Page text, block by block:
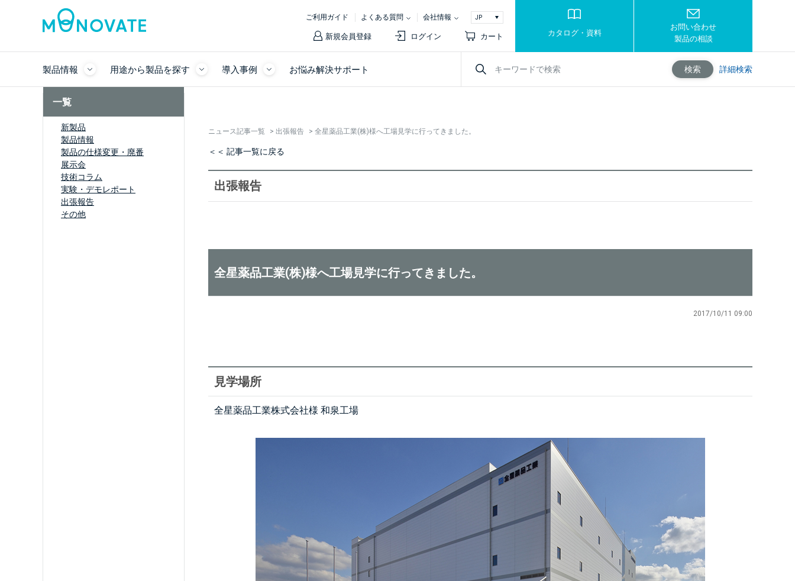
ご利用ガイド よくある質問 会社情報
新規会員登録 ログイン カート カタログ・資料
お問い合わせ
製品の相談
製品情報 用途から製品を探す 導入事例 お悩み解決サポート 検索 詳細検索
一覧
新製品
製品情報
製品の仕様変更・廃番
展示会
技術コラム
実験・デモレポート
出張報告
その他
ニュース記事一覧 > 出張報告 > 全星薬品工業(株)様へ工場見学に行ってきました。
＜＜ 記事一覧に戻る
出張報告
全星薬品工業(株)様へ工場見学に行ってきました。
2017/10/11 09:00
見学場所
全星薬品工業株式会社様 和泉工場